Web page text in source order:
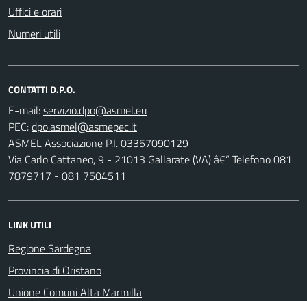
Uffici e orari
Numeri utili
CONTATTI D.P.O.
E-mail:
PEC:
ASMEL Associazione P.I. 03357090129
Via Carlo Cattaneo, 9 - 21013 Gallarate (VA) â€“ Telefono 081
7879717 - 081 7504511
LINK UTILI
Regione Sardegna
Provincia di Oristano
Unione Comuni Alta Marmilla